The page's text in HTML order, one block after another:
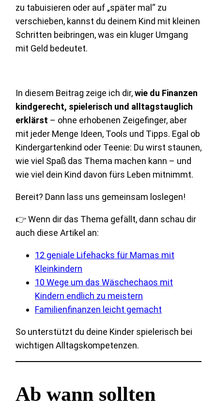
zu tabuisieren oder auf „später mal“ zu
verschieben, kannst du deinem Kind mit kleinen
Schritten beibringen, was ein kluger Umgang
mit Geld bedeutet.
In diesem Beitrag zeige ich dir,wie du Finanzen
kindgerecht, spielerisch und alltagstauglich
erklärst – ohne erhobenen Zeigefinger, aber
mit jeder Menge Ideen, Tools und Tipps. Egal ob
Kindergartenkind oder Teenie: Du wirst staunen,
wie viel Spaß das Thema machen kann – und
wie viel dein Kind davon fürs Leben mitnimmt.
Bereit? Dann lass uns gemeinsam loslegen!
👉 Wenn dir das Thema gefällt, dann schau dir
auch diese Artikel an:
12 geniale Lifehacks für Mamas mit
Kleinkindern
10 Wege um das Wäschechaos mit
Kindern endlich zu meistern
Familienfinanzen leicht gemacht
So unterstützt du deine Kinder spielerisch bei
wichtigen Alltagskompetenzen.
Ab wann sollten